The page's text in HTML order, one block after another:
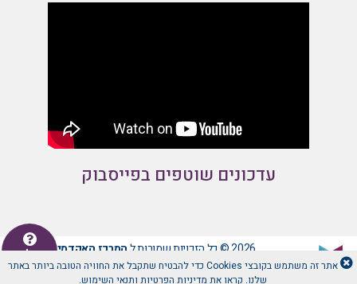
אתר זה משתמש בקובצי Cookies כדי להבטיח שתקבל את החוויה הטובה ביותר באתר
שלנו. קראו את מדיניות הפרטיות ותנאי השימוש.
יש לכם
שאלה
עדכונים שוטפים בפייסבוק
2026 © כל הזכויות שמורות ל המרכז האקדמי לב -